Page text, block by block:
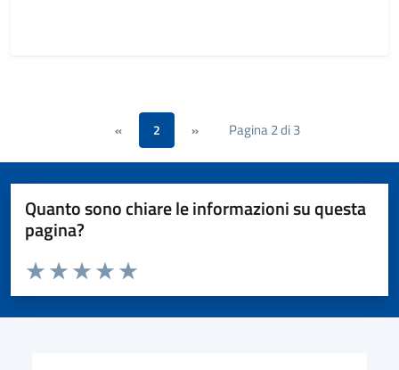
« 2 » Pagina 2 di 3
Quanto sono chiare le informazioni su questa
pagina?
Valuta da 1 a 5 stelle la pagina
Valuta 5 stelle su 5
Valuta 4 stelle su 5
Valuta 3 stelle su 5
Valuta 2 stelle su 5
Valuta 1 stelle su 5